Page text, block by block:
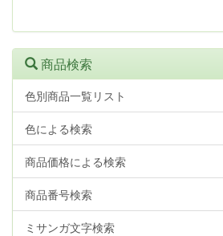
商品検索
色別商品一覧リスト
色による検索
商品価格による検索
商品番号検索
ミサンガ文字検索